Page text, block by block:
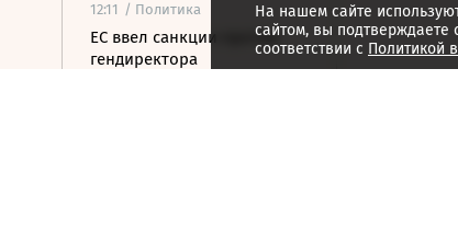
12:11 / Политика
ЕС ввел санкции против
гендиректора
На нашем сайте
сайтом, вы подтверждаете
соответствии с Политикой